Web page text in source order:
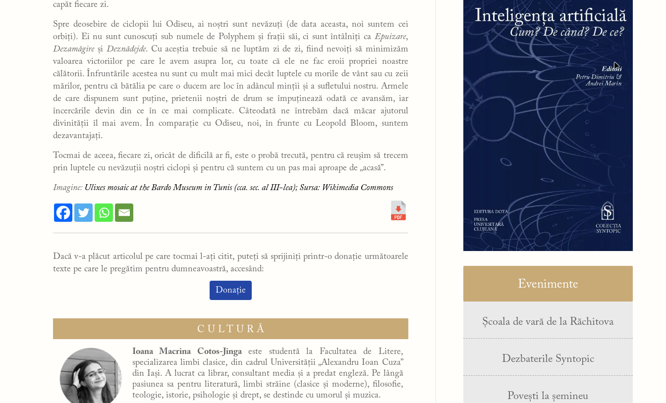
capăt fiecare zi.
Spre deosebire de ciclopii lui Odiseu, ai noștri sunt nevăzuți (de data aceasta, noi suntem cei
orbiți). Ei nu sunt cunoscuți sub numele de Polyphem și frații săi, ci sunt întâlniți ca Epuizare,
Dezamăgireși Deznădejde. Cu aceștia trebuie să ne luptăm zi de zi, fiind nevoiți să minimizăm
valoarea victoriilor pe care le avem asupra lor, cu toate că ele ne fac eroii propriei noastre
călătorii. Înfruntările acestea nu sunt cu mult mai mici decât luptele cu morile de vânt sau cu zeii
mărilor, pentru că bătălia pe care o ducem are loc în adâncul minții și a sufletului nostru. Armele
de care dispunem sunt puține, prietenii noștri de drum se împuținează odată ce avansăm, iar
încercările devin din ce în ce mai complicate. Câteodată ne întrebăm dacă măcar ajutorul
divinității îl mai avem. În comparație cu Odiseu, noi, în frunte cu Leopold Bloom, suntem
dezavantajați.
Tocmai de aceea, fiecare zi, oricât de dificilă ar fi, este o probă trecută, pentru că reușim să trecem
prin luptele cu nevăzuții noștri ciclopi și pentru că suntem cu un pas mai aproape de „acasă”.
Imagine: Ulixes mosaic at the Bardo Museum in Tunis (cca. sec. al III-lea); Sursa: Wikimedia Commons
Dacă v-a plăcut articolul pe care tocmai l-ați citit, puteți să sprijiniți printr-o donație următoarele
texte pe care le pregătim pentru dumneavoastră, accesând:
Donație
CULTURĂ
Ioana Macrina Cotos-Jingaeste studentă la Facultatea de Litere,
specializarea limbi clasice, din cadrul Universității „Alexandru Ioan Cuza”
din Iași. A lucrat ca librar, consultant media și a predat engleză. Pe lângă
pasiunea sa pentru literatură, limbi străine (clasice și moderne), filosofie,
teologie, istorie, psihologie și drept, se destinde cu umorul și muzica.
Evenimente
Școala de vară de la Răchitova
Dezbaterile Syntopic
Povești la șemineu